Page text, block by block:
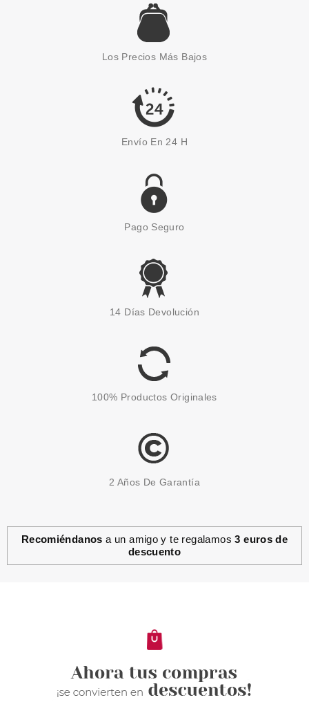
Los Precios Más Bajos
Envío En 24 H
Pago Seguro
14 Días Devolución
100% Productos Originales
2 Años De Garantía
Recomiéndanos a un amigo y te regalamos3 euros de
descuento